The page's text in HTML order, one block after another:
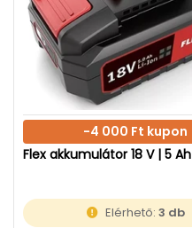
-4 000 Ft kupon
Flex akkumulátor 18 V | 5 Ah
Elérhető:3 db